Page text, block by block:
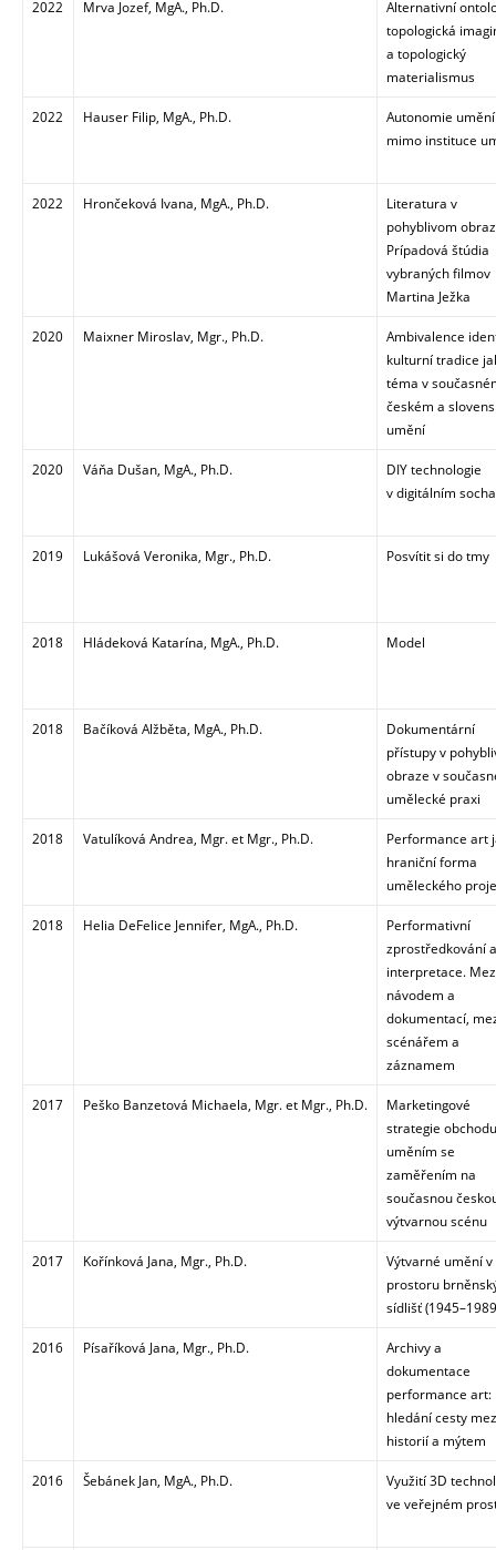
2022 Mrva Jozef, MgA., Ph.D.
Alternativní
topologická
a topologický
materialismus
2022 Hauser Filip, MgA., Ph.D.
Autonomie umění
mimo instituce
2022 Hrončeková Ivana, MgA., Ph.D.
Literatura v
pohyblivom
Prípadová štúdia
vybraných filmov
Martina Ježka
2020 Maixner Miroslav, Mgr., Ph.D.
Ambivalence
kulturní tradice
téma v
českém a
umění
2020 Váňa Dušan, MgA., Ph.D.
DIY technologie
v digitálním
2019 Lukášová Veronika, Mgr., Ph.D. Posvítit si do tmy
2018 Hládeková Katarína, MgA., Ph.D. Model
2018 Bačíková Alžběta, MgA., Ph.D.
Dokumentární
přístupy v
obraze v
umělecké praxi
2018 Vatulíková Andrea, Mgr. et Mgr., Ph.D.
Performance art
hraniční forma
uměleckého
2018 Helia DeFelice Jennifer, MgA., Ph.D.
Performativní
zprostředkování a
interpretace.
návodem a
dokumentací,
scénářem a
záznamem
2017 Peško Banzetová Michaela, Mgr. et Mgr., Ph.D.
Marketingové
strategie
uměním se
zaměřením na
současnou
výtvarnou scénu
2017 Kořínková Jana, Mgr., Ph.D.
Výtvarné umění v
prostoru
sídlišť
2016 Písaříková Jana, Mgr., Ph.D.
Archivy a
dokumentace
performance art:
hledání cesty
historií a mýtem
2016 Šebánek Jan, MgA., Ph.D.
Využití 3D
ve veřejném